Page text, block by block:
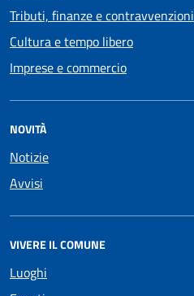
Tributi, finanze e contravvenzioni
Cultura e tempo libero
Imprese e commercio
NOVITÀ
Notizie
Avvisi
VIVERE IL COMUNE
Luoghi